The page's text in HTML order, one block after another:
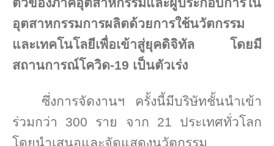
ตัวของภาคอุตสาหกรรมและผู้ประกอบการใน
อุตสาหกรรมการผลิตด้วยการใช้นวัตกรรม
และเทคโนโลยีเพื่อเข้าสู่ยุคดิจิทัล โดยมี
สถานการณ์โควิด-19 เป็นตัวเร่ง
ซึ่งการจัดงานฯ ครั้งนี้มีบริษัทชั้นนำเข้า
ร่วมกว่า 300 ราย จาก 21 ประเทศทั่วโลก
โดยนำเสนอและจัดแสดงนวัตกรรม